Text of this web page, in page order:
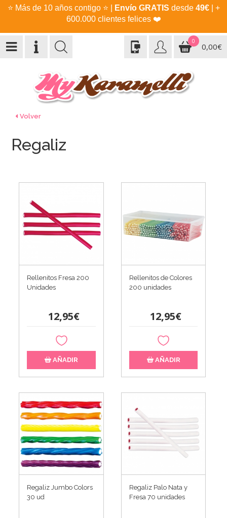
⭐ Más de 10 años contigo ⭐ Envío GRATIS desde 49€| +
600.000 clientes felices ❤️
0
0,00€
Volver
Regaliz
Rellenitos Fresa 200
Unidades
12,95€
AÑADIR
Rellenitos de Colores
200 unidades
12,95€
AÑADIR
Regaliz Jumbo Colors
30 ud
Regaliz Palo Nata y
Fresa 70 unidades